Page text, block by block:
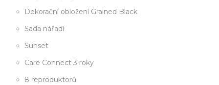
Dekorační obložení Grained Black
Sada nářadí
Sunset
Care Connect 3 roky
8 reproduktorů